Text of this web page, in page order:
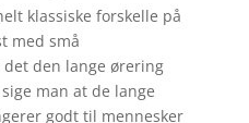
klassiske forskelle på
med små
den lange ørering
man at de lange
godt til mennesker